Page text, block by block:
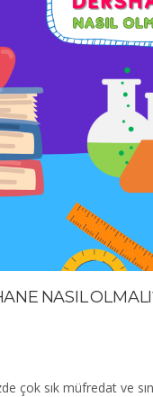
NASIL
çok sık müfredat ve